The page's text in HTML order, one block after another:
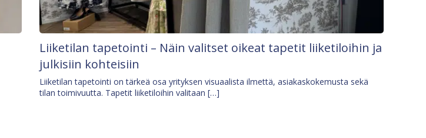
Liiketilan tapetointi – Näin valitset oikeat tapetit liiketiloihin ja
julkisiin kohteisiin
Liiketilan tapetointi on tärkeä osa yrityksen visuaalista ilmettä, asiakaskokemusta sekä
tilan toimivuutta. Tapetit liiketiloihin valitaan […]